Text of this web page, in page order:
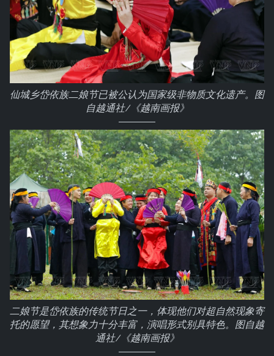
仙城乡岱依族二娘节已被公认为国家级非物质文化遗产。图
自越通社/《越南画报》
二娘节是岱依族的传统节日之一，体现他们对超自然现象寄
托的愿望，其想象力十分丰富，演唱形式别具特色。图自越
通社/《越南画报》